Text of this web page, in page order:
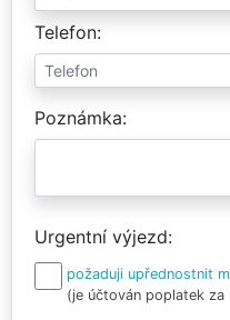
Telefon
Poznámka
Urgentní výjezd
požaduji upřednostnit
(je účtován poplatek